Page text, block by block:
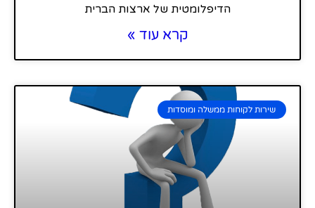
הדיפלומטית של ארצות הברית
קרא עוד »
שירות לקוחות ממשלה ומוסדות